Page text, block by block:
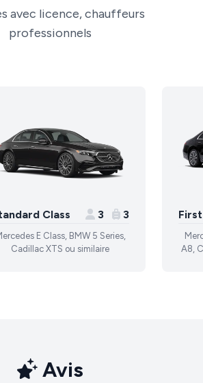
avec licence, chauffeurs
professionnels
Class 3 3
E Class, BMW 5 Series,
Cadillac XTS ou similaire
A8,
Avis